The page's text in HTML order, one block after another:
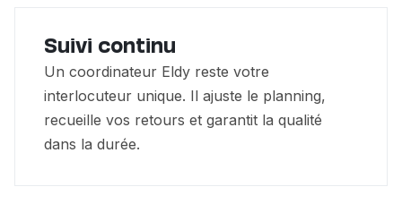
Suivi continu
Un coordinateur Eldy reste votre
interlocuteur unique. Il ajuste le planning,
recueille vos retours et garantit la qualité
dans la durée.